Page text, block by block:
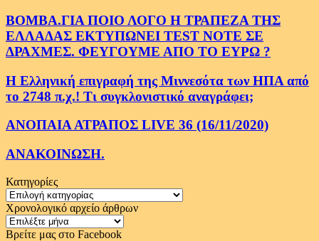
ΒΟΜΒΑ.ΓΙΑ ΠΟΙΟ ΛΟΓΟ Η ΤΡΑΠΕΖΑ ΤΗΣ
ΕΛΛΑΔΑΣ ΕΚΤΥΠΩΝΕΙ TEST NOTE ΣΕ
ΔΡΑΧΜΕΣ. ΦΕΥΓΟΥΜΕ ΑΠΟ ΤΟ ΕΥΡΩ ?
Η Ελληνική επιγραφή της Μιννεσότα των ΗΠΑ από
το 2748 π.χ.! Τι συγκλονιστικό αναγράφει;
ΑΝΟΠΑΙΑ ΑΤΡΑΠΟΣ LIVE 36 (16/11/2020)
ΑΝΑΚΟΙΝΩΣΗ.
Κατηγορίες
Κατηγορίες
Χρονολογικό αρχείο άρθρων
Χρονολογικό
αρχείο
Βρείτε μας στο Facebook